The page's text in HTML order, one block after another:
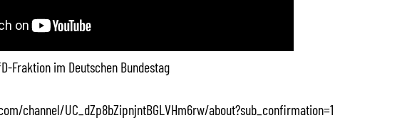
Fraktion im Deutschen Bundestag
channel/UC_dZp8bZipnjntBGLVHm6rw/about?sub_confirmation=1